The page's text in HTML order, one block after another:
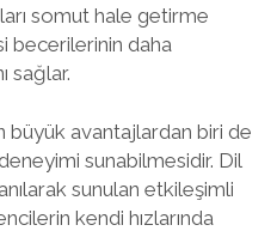
somut hale getirme
becerilerinin daha
sağlar.
büyük avantajlardan biri de
sunabilmesidir. Dil
sunulan etkileşimli
kendi hızlarında